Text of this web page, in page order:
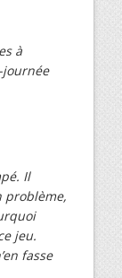
à
journée
Il
problème,
jeu.
fasse